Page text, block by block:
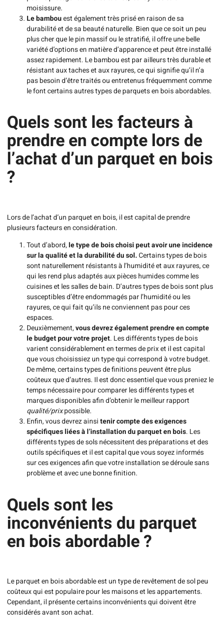
moisissure.
Le bambouest également très prisé en raison de sa
durabilité et de sa beauté naturelle. Bien que ce soit un peu
plus cher que le pin massif ou le stratifié, il offre une belle
variété d’options en matière d’apparence et peut être installé
assez rapidement. Le bambou est par ailleurs très durable et
résistant aux taches et aux rayures, ce qui signifie qu’il n’a
pas besoin d’être traités ou entretenus fréquemment comme
le font certains autres types de parquets en bois abordables.
Quels sont les facteurs à
prendre en compte lors de
l’achat d’un parquet en bois
?
Lors de l’achat d’un parquet en bois, il est capital de prendre
plusieurs facteurs en considération.
Tout d’abord,le type de bois choisi peut avoir une incidence
sur la qualité et la durabilité du sol.Certains types de bois
sont naturellement résistants à l’humidité et aux rayures, ce
qui les rend plus adaptés aux pièces humides comme les
cuisines et les salles de bain. D’autres types de bois sont plus
susceptibles d’être endommagés par l’humidité ou les
rayures, ce qui fait qu’ils ne conviennent pas pour ces
espaces.
Deuxièmement,vous devrez également prendre en compte
le budget pour votre projet. Les différents types de bois
varient considérablement en termes de prix et il est capital
que vous choisissiez un type qui correspond à votre budget.
De même, certains types de finitions peuvent être plus
coûteux que d’autres. Il est donc essentiel que vous preniez le
temps nécessaire pour comparer les différents types et
marques disponibles afin d’obtenir le meilleur rapport
qualité/prixpossible.
Enfin, vous devrez ainsitenir compte des exigences
spécifiques liées à l’installation du parquet en bois. Les
différents types de sols nécessitent des préparations et des
outils spécifiques et il est capital que vous soyez informés
sur ces exigences afin que votre installation se déroule sans
problème et avec une bonne finition.
Quels sont les
inconvénients du parquet
en bois abordable ?
Le parquet en bois abordable est un type de revêtement de sol peu
coûteux qui est populaire pour les maisons et les appartements.
Cependant, il présente certains inconvénients qui doivent être
considérés avant son achat.